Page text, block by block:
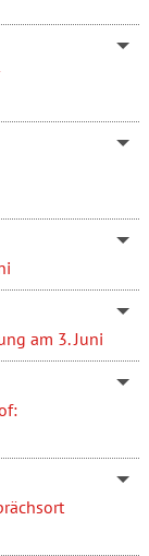
am 3. Juni